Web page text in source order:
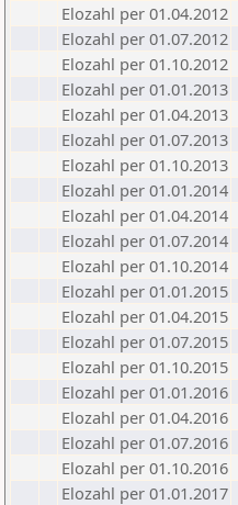
Elozahl per 01.04.2012
Elozahl per 01.07.2012
Elozahl per 01.10.2012
Elozahl per 01.01.2013
Elozahl per 01.04.2013
Elozahl per 01.07.2013
Elozahl per 01.10.2013
Elozahl per 01.01.2014
Elozahl per 01.04.2014
Elozahl per 01.07.2014
Elozahl per 01.10.2014
Elozahl per 01.01.2015
Elozahl per 01.04.2015
Elozahl per 01.07.2015
Elozahl per 01.10.2015
Elozahl per 01.01.2016
Elozahl per 01.04.2016
Elozahl per 01.07.2016
Elozahl per 01.10.2016
Elozahl per 01.01.2017